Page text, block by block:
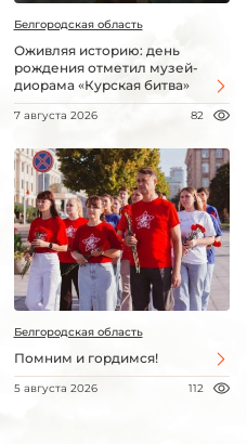
Белгородская область
Оживляя историю: день
рождения отметил музей-
диорама «Курская битва»
7 августа 2026 82
Белгородская область
Помним и гордимся!
5 августа 2026 112